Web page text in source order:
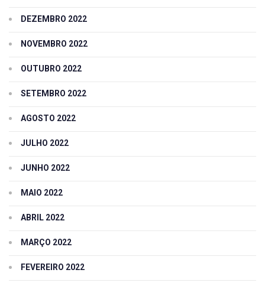
DEZEMBRO 2022
NOVEMBRO 2022
OUTUBRO 2022
SETEMBRO 2022
AGOSTO 2022
JULHO 2022
JUNHO 2022
MAIO 2022
ABRIL 2022
MARÇO 2022
FEVEREIRO 2022